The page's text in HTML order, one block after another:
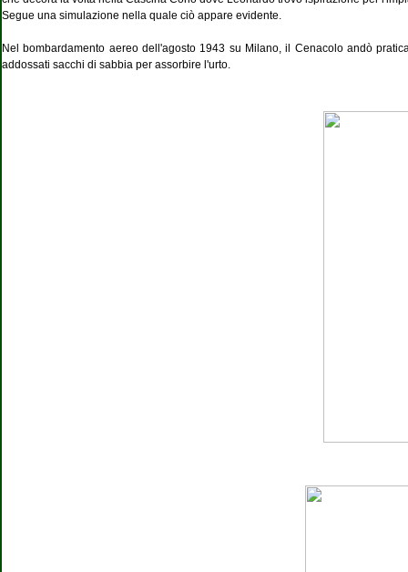
Segue una simulazione nella quale ciò appare evidente.
Nel bombardamento aereo dell'agosto 1943 su Milano, il Cenacolo andò
addossati sacchi di sabbia per assorbire l'urto.